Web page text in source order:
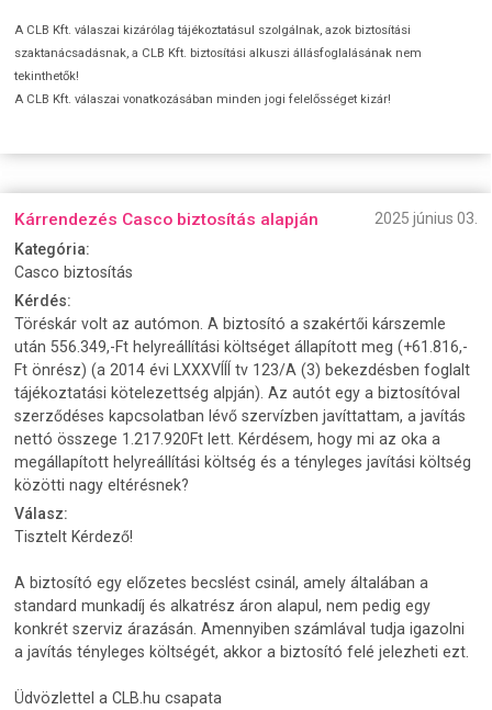
A CLB Kft. válaszai kizárólag tájékoztatásul szolgálnak, azok biztosítási
szaktanácsadásnak, a CLB Kft. biztosítási alkuszi állásfoglalásának nem
tekinthetők!
A CLB Kft. válaszai vonatkozásában minden jogi felelősséget kizár!
Kárrendezés Casco biztosítás alapján
2025 június 03.
Kategória:
Casco biztosítás
Kérdés:
Töréskár volt az autómon. A biztosító a szakértői kárszemle
után 556.349,-Ft helyreállítási költséget állapított meg (+61.816,-
Ft önrész) (a 2014 évi LXXXVÍÍÍ tv 123/A (3) bekezdésben foglalt
tájékoztatási kötelezettség alpján). Az autót egy a biztosítóval
szerződéses kapcsolatban lévő szervízben javíttattam, a javítás
nettó összege 1.217.920Ft lett. Kérdésem, hogy mi az oka a
megállapított helyreállítási költség és a tényleges javítási költség
közötti nagy eltérésnek?
Válasz:
Tisztelt Kérdező!
A biztosító egy előzetes becslést csinál, amely általában a
standard munkadíj és alkatrész áron alapul, nem pedig egy
konkrét szerviz árazásán. Amennyiben számlával tudja igazolni
a javítás tényleges költségét, akkor a biztosító felé jelezheti ezt.
Üdvözlettel a CLB.hu csapata